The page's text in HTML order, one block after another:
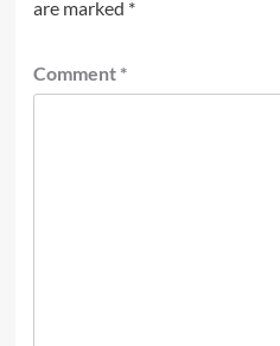
are marked *
Comment *